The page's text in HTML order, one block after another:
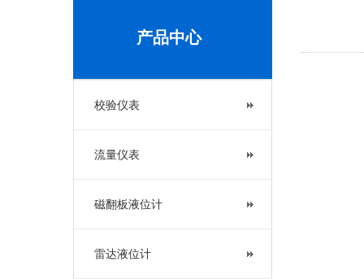
产品中心
校验仪表
流量仪表
磁翻板液位计
雷达液位计